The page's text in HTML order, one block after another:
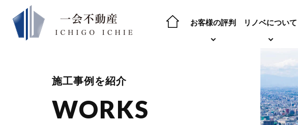
お客様の評判 リノベについて
施工事例を紹介
WORKS